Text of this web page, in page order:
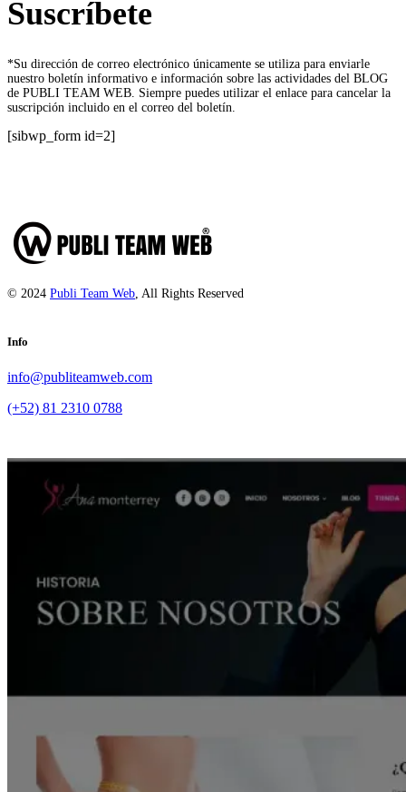
Suscríbete
*Su dirección de correo electrónico únicamente se utiliza para enviarle
nuestro boletín informativo e información sobre las actividades del BLOG
de PUBLI TEAM WEB. Siempre puedes utilizar el enlace para cancelar la
suscripción incluido en el correo del boletín.
[sibwp_form id=2]
© 2024 Publi Team Web, All Rights Reserved
Info
info@publiteamweb.com
(+52) 81 2310 0788